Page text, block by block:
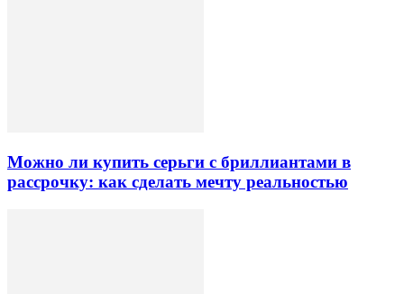
Можно ли купить серьги с бриллиантами в
рассрочку: как сделать мечту реальностью